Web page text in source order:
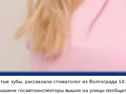
зубы, рассказала стоматолог из Волгограда
госавтоинспекторы вышли на улицы